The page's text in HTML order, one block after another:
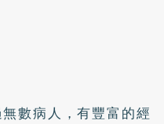
數病人，有豐富的經